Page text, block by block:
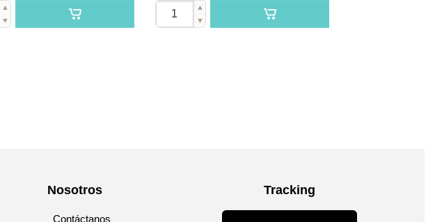
▲
▼
▲
▼
Nosotros
Contáctanos
Tracking